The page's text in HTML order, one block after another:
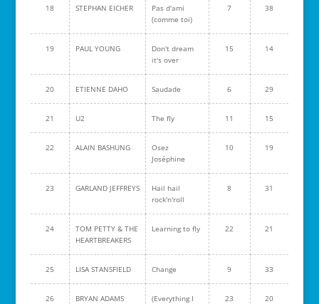
18 STEPHAN EICHER
Pas d'ami
(comme toi)
7 38
19 PAUL YOUNG
Don't dream
it's over
15 14
20 ETIENNE DAHO Saudade 6 29
21 U2 The fly 11 15
22 ALAIN BASHUNG
Osez
Joséphine
10 19
23 GARLAND JEFFREYS
Hail hail
rock'n'roll
8 31
24
TOM PETTY & THE
HEARTBREAKERS
Learning to fly 22 21
25 LISA STANSFIELD Change 9 33
26 BRYAN ADAMS
(Everything I
23 20